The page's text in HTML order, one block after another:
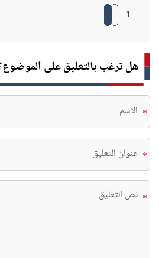
1
هل ترغب بالتعليق على
*
*
*